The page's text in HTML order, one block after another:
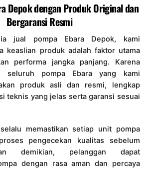
Depok dengan Produk Original dan
Bergaransi Resmi
jual pompa Ebara Depok, kami
keaslian produk adalah faktor utama
performa jangka panjang. Karena
seluruh pompa Ebara yang kami
produk asli dan resmi, lengkap
teknis yang jelas serta garansi sesuai
memastikan setiap unit pompa
pengecekan kualitas sebelum
demikian, pelanggan dapat
dengan rasa aman dan percaya